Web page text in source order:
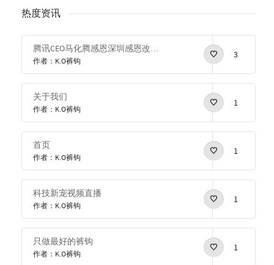
热度资讯
腾讯CEO马化腾感恩深圳感恩改革开放
作者：K.O裤钩
3
关于我们
作者：K.O裤钩
1
首页
作者：K.O裤钩
1
科技新宠视频直播
作者：K.O裤钩
1
只做最好的裤钩
作者：K.O裤钩
1